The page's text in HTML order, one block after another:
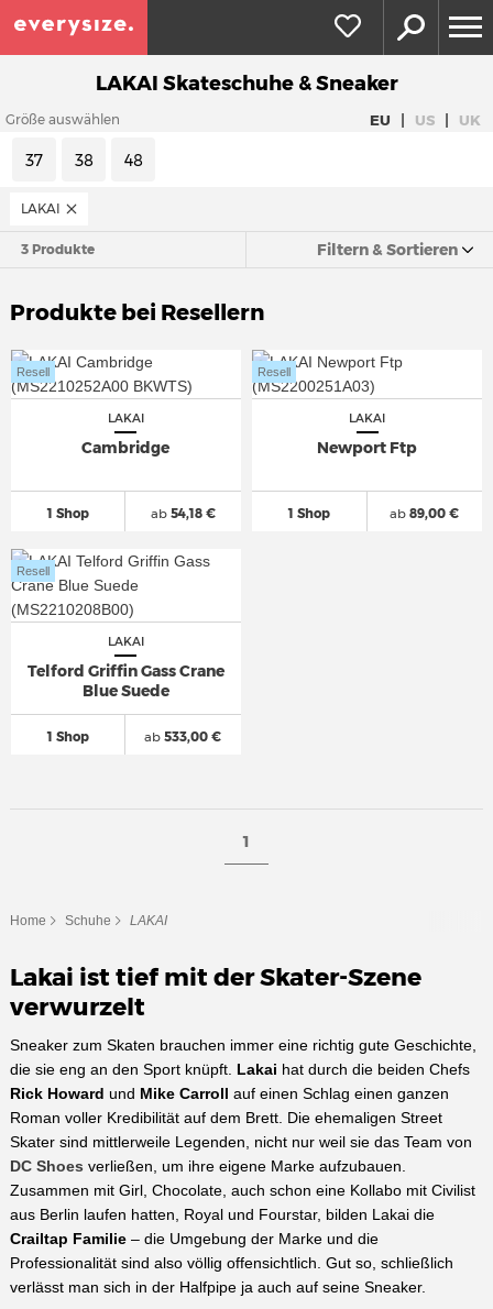
LAKAI Skateschuhe & Sneaker
Größe auswählen EU | US | UK
37 38 48
LAKAI
3 Produkte Filtern & Sortieren
Produkte bei Resellern
LAKAI
Cambridge
1 Shop
Resell
ab54,18 €
LAKAI
Newport Ftp
1 Shop
Resell
ab 89,00 €
LAKAI
Telford Griffin Gass Crane
Blue Suede
1 Shop
Resell
ab 533,00 €
1
Home Schuhe LAKAI
Lakai ist tief mit der Skater-Szene
verwurzelt
Sneaker zum Skaten brauchen immer eine richtig gute Geschichte,
die sie eng an den Sport knüpft. Lakai hat durch die beiden Chefs
Rick Howard und Mike Carroll auf einen Schlag einen ganzen
Roman voller Kredibilität auf dem Brett. Die ehemaligen Street
Skater sind mittlerweile Legenden, nicht nur weil sie das Team von
DC Shoes verließen, um ihre eigene Marke aufzubauen.
Zusammen mit Girl, Chocolate, auch schon eine Kollabo mit Civilist
aus Berlin laufen hatten, Royal und Fourstar, bilden Lakai die
Crailtap Familie– die Umgebung der Marke und die
Professionalität sind also völlig offensichtlich. Gut so, schließlich
verlässt man sich in der Halfpipe ja auch auf seine Sneaker.